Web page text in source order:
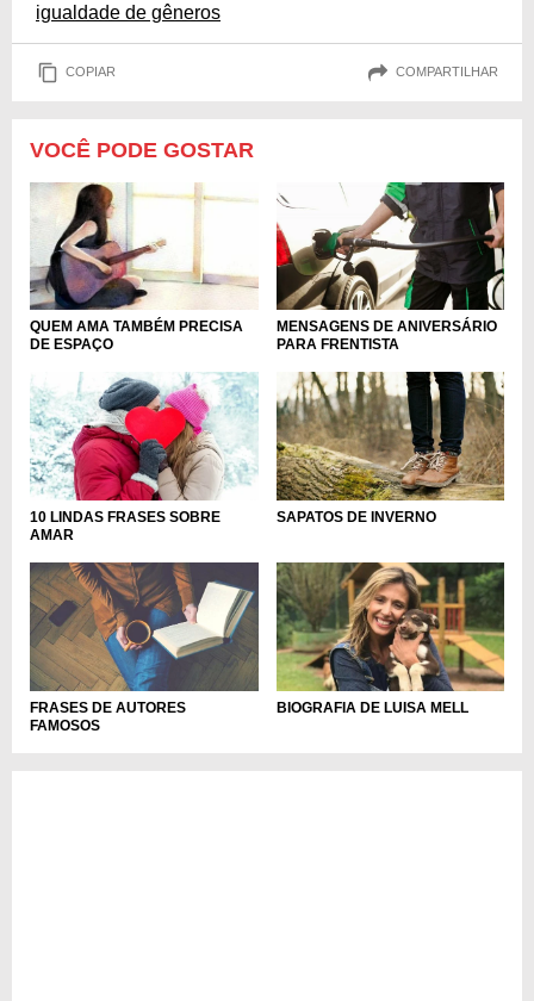
igualdade de gêneros
COPIAR COMPARTILHAR
VOCÊ PODE GOSTAR
QUEM AMA TAMBÉM PRECISA
DE ESPAÇO
MENSAGENS DE ANIVERSÁRIO
PARA FRENTISTA
10 LINDAS FRASES SOBRE
AMAR
SAPATOS DE INVERNO
FRASES DE AUTORES
FAMOSOS
BIOGRAFIA DE LUISA MELL